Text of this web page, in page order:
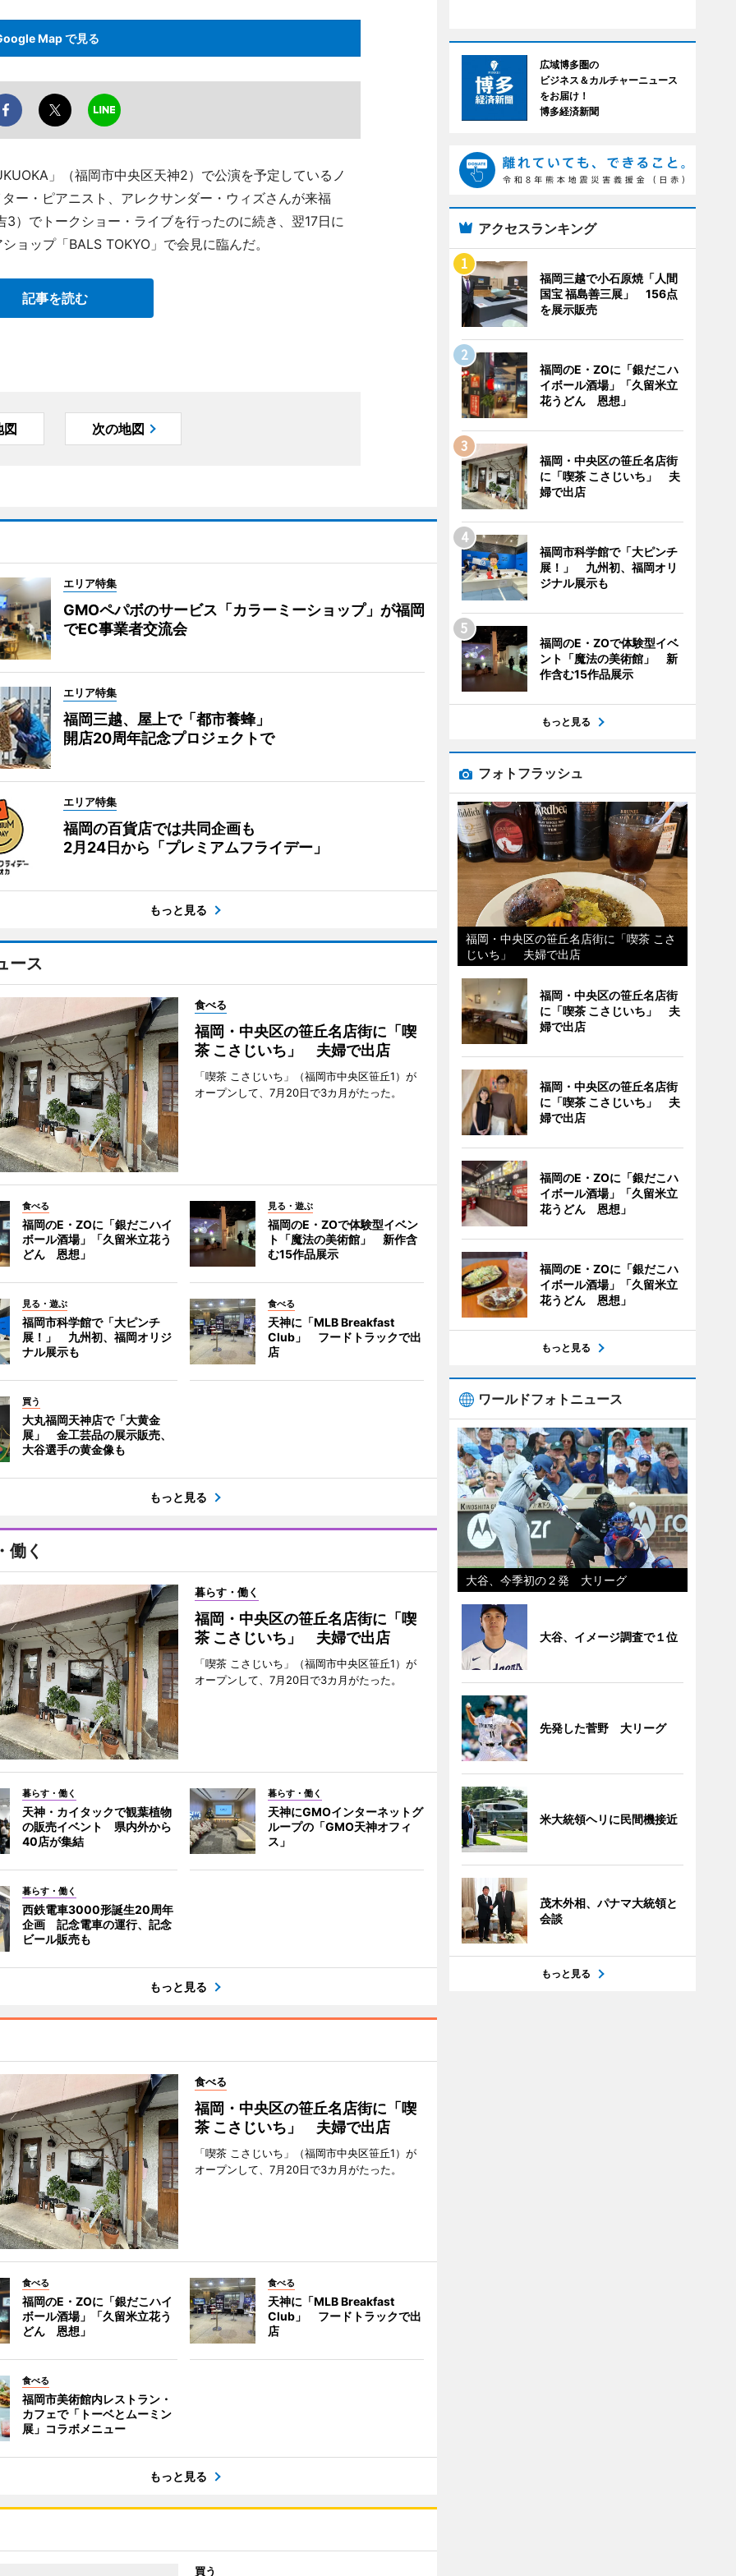
Map で見る
」（福岡市中央区天神2）で公演を予定しているノ
ー・ピアニスト、アレクサンダー・ウィズさんが来福
）でトークショー・ライブを行ったのに続き、翌17日に
ョップ「BALS TOKYO」で会見に臨んだ。
記事を読む
図 次の地図
エリア特集
GMOペパボのサービス「カラーミーショップ」が福岡
でEC事業者交流会
エリア特集
福岡三越、屋上で「都市養蜂」
開店20周年記念プロジェクトで
エリア特集
福岡の百貨店では共同企画も
2月24日から「プレミアムフライデー」
もっと見る
ース
食べる
福岡・中央区の笹丘名店街に「喫
茶 こさじいち」 夫婦で出店
「喫茶 こさじいち」（福岡市中央区笹丘1）が
オープンして、7月20日で3カ月がたった。
食べる
福岡のE・ZOに「銀だこハイ
ボール酒場」「久留米立花う
どん 恩想」
見る・遊ぶ
福岡のE・ZOで体験型イベン
ト「魔法の美術館」 新作含
む15作品展示
見る・遊ぶ
福岡市科学館で「大ピンチ
展！」 九州初、福岡オリジ
ナル展示も
食べる
天神に「MLB Breakfast
Club」 フードトラックで出
店
買う
大丸福岡天神店で「大黄金
展」 金工芸品の展示販売、
大谷選手の黄金像も
もっと見る
働く
暮らす・働く
福岡・中央区の笹丘名店街に「喫
茶 こさじいち」 夫婦で出店
「喫茶 こさじいち」（福岡市中央区笹丘1）が
オープンして、7月20日で3カ月がたった。
暮らす・働く
天神・カイタックで観葉植物
の販売イベント 県内外から
40店が集結
暮らす・働く
天神にGMOインターネットグ
ループの「GMO天神オフィ
ス」
暮らす・働く
西鉄電車3000形誕生20周年
企画 記念電車の運行、記念
ビール販売も
もっと見る
食べる
福岡・中央区の笹丘名店街に「喫
茶 こさじいち」 夫婦で出店
「喫茶 こさじいち」（福岡市中央区笹丘1）が
オープンして、7月20日で3カ月がたった。
食べる
福岡のE・ZOに「銀だこハイ
ボール酒場」「久留米立花う
どん 恩想」
食べる
天神に「MLB Breakfast
Club」 フードトラックで出
店
食べる
福岡市美術館内レストラン・
カフェで「トーベとムーミン
展」コラボメニュー
もっと見る
買う
広域博多圏の
ビジネス＆カルチャーニュース
をお届け！
博多経済新聞
アクセスランキング
福岡三越で小石原焼「人間
国宝 福島善三展」 156点
を展示販売
福岡のE・ZOに「銀だこハ
イボール酒場」「久留米立
花うどん 恩想」
福岡・中央区の笹丘名店街
に「喫茶 こさじいち」 夫
婦で出店
福岡市科学館で「大ピンチ
展！」 九州初、福岡オリ
ジナル展示も
福岡のE・ZOで体験型イベ
ント「魔法の美術館」 新
作含む15作品展示
もっと見る
フォトフラッシュ
福岡・中央区の笹丘名店街に「喫茶 こさ
じいち」 夫婦で出店
福岡・中央区の笹丘名店街
に「喫茶 こさじいち」 夫
婦で出店
福岡・中央区の笹丘名店街
に「喫茶 こさじいち」 夫
婦で出店
福岡のE・ZOに「銀だこハ
イボール酒場」「久留米立
花うどん 恩想」
福岡のE・ZOに「銀だこハ
イボール酒場」「久留米立
花うどん 恩想」
もっと見る
ワールドフォトニュース
大谷、今季初の２発 大リーグ
大谷、イメージ調査で１位
先発した菅野 大リーグ
米大統領ヘリに民間機接近
茂木外相、パナマ大統領と
会談
もっと見る